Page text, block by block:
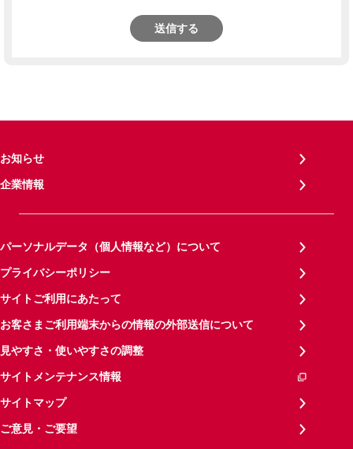
送信する
お知らせ
企業情報
パーソナルデータ（個人情報など）について
プライバシーポリシー
サイトご利用にあたって
お客さまご利用端末からの情報の外部送信について
見やすさ・使いやすさの調整
サイトメンテナンス情報
サイトマップ
ご意見・ご要望